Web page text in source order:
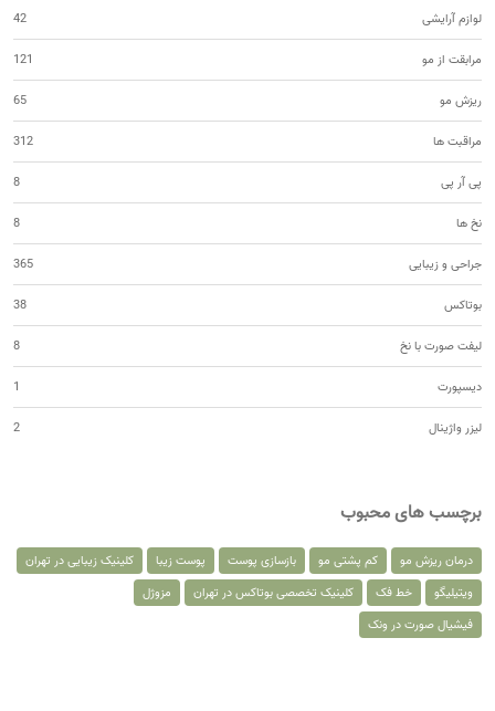
لوازم آرایشی 42
مرابقت از مو 121
ریزش مو 65
مراقبت ها 312
پی آر پی 8
نخ ها 8
جراحی و زیبایی 365
بوتاکس 38
لیفت صورت با نخ 8
دیسپورت 1
لیزر واژینال 2
برچسب های محبوب
درمان ریزش مو کم پشتی مو بازسازی پوست پوست زیبا
کلینیک زیبایی در تهران
ویتیلیگو
خط فک کلینیک تخصصی بوتاکس در تهران
مزوژل
فیشیال صورت در ونک